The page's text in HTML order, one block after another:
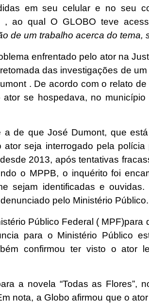
em seu celular e no seu
, ao qual O GLOBO teve
de um trabalho acerca do tema,
enfrentado pelo ator na
das investigações de
. De acordo com o relato
se hospedava, no
de que José Dumont, que
seja interrogado pela polícia
2013, após tentativas
o MPPB, o inquérito foi
sejam identificadas e
pelo Ministério Público.
Público Federal ( MPF)para
para o Ministério Público
confirmou ter visto o ator
a novela “Todas as Flores”,
nota, a Globo afirmou que o